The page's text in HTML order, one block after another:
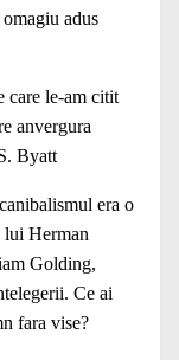
adus
care le-am citit
anvergura
Byatt
era o
Herman
Golding,
Ce ai
fara vise?